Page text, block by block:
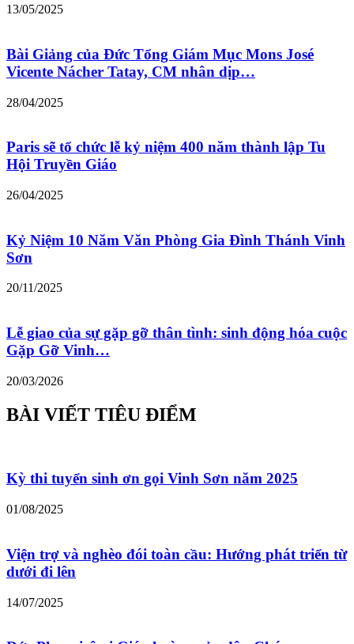
13/05/2025
Bài Giảng của Đức Tổng Giám Mục Mons José
Vicente Nácher Tatay, CM nhân dịp…
28/04/2025
Paris sẽ tổ chức lễ kỷ niệm 400 năm thành lập Tu
Hội Truyền Giáo
26/04/2025
Kỷ Niệm 10 Năm Văn Phòng Gia Đình Thánh Vinh
Sơn
20/11/2025
Lễ giao của sự gặp gỡ thân tình: sinh động hóa cuộc
Gặp Gỡ Vinh…
20/03/2026
BÀI VIẾT TIÊU ĐIỂM
Kỳ thi tuyển sinh ơn gọi Vinh Sơn năm 2025
01/08/2025
Viện trợ và nghèo đói toàn cầu: Hướng phát triển từ
dưới đi lên
14/07/2025